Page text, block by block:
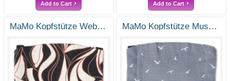
Add to Cart Add to Cart
MaMo Kopfstütze Webstoff Edles Linnen MaMo Kopfstütze Musselin Nordwind